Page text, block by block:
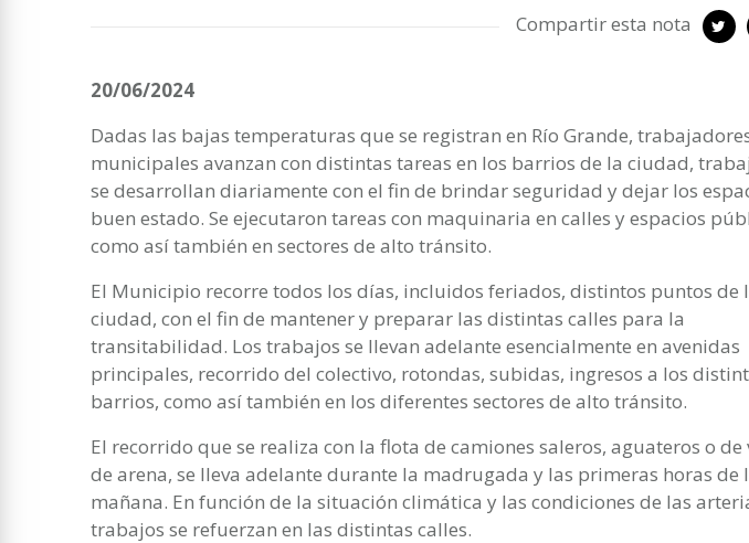
Compartir esta nota
20/06/2024
Dadas las bajas temperaturas que se registran en Río Grande,
municipales avanzan con distintas tareas en los barrios de la ciudad,
se desarrollan diariamente con el fin de brindar seguridad y dejar los
buen estado. Se ejecutaron tareas con maquinaria en calles y espacios
como así también en sectores de alto tránsito.
El Municipio recorre todos los días, incluidos feriados, distintos puntos de
ciudad, con el fin de mantener y preparar las distintas calles para la
transitabilidad. Los trabajos se llevan adelante esencialmente en avenidas
principales, recorrido del colectivo, rotondas, subidas, ingresos a los
barrios, como así también en los diferentes sectores de alto tránsito.
El recorrido que se realiza con la flota de camiones saleros, aguateros o
de arena, se lleva adelante durante la madrugada y las primeras horas de
mañana. En función de la situación climática y las condiciones de las
trabajos se refuerzan en las distintas calles.